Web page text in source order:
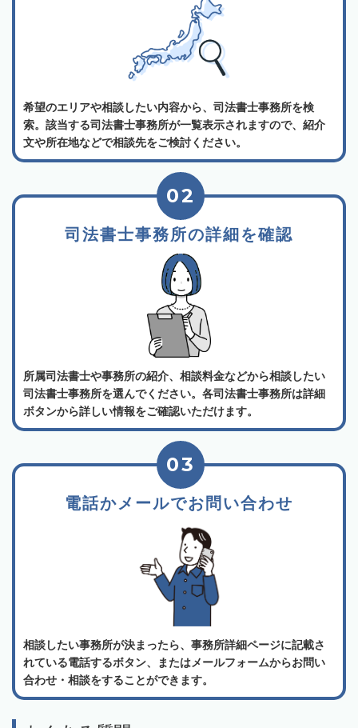
希望のエリアや相談したい内容から、司法書士事務所を検
索。該当する司法書士事務所が一覧表示されますので、紹介
文や所在地などで相談先をご検討ください。
司法書士事務所の詳細を確認
02
所属司法書士や事務所の紹介、相談料金などから相談したい
司法書士事務所を選んでください。各司法書士事務所は詳細
ボタンから詳しい情報をご確認いただけます。
電話かメールでお問い合わせ
03
相談したい事務所が決まったら、事務所詳細ページに記載さ
れている電話するボタン、またはメールフォームからお問い
合わせ・相談をすることができます。